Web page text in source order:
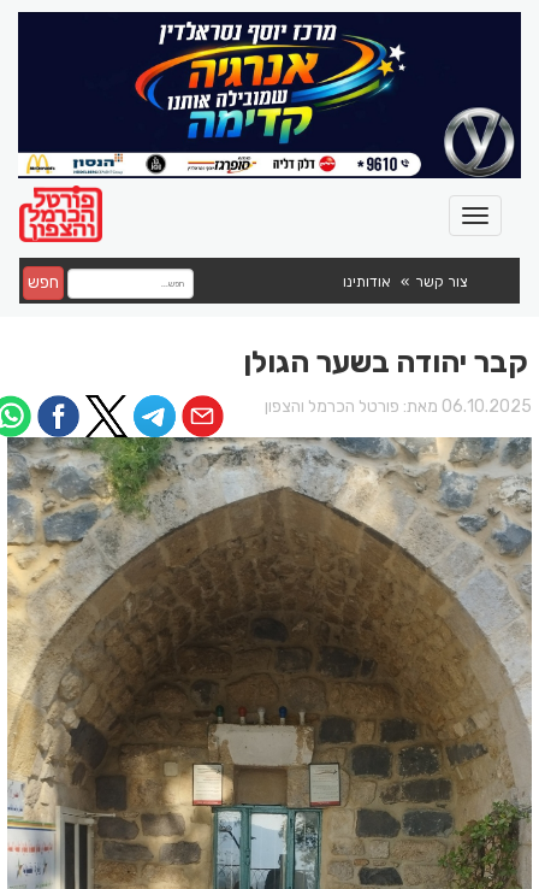
צור קשר אודותינו חפש
קבר יהודה בשער הגולן
מאת: פורטל הכרמל והצפון